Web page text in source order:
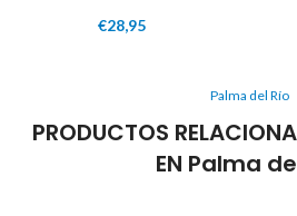
€28,95
Palma del Río
PRODUCTOS
EN Palma